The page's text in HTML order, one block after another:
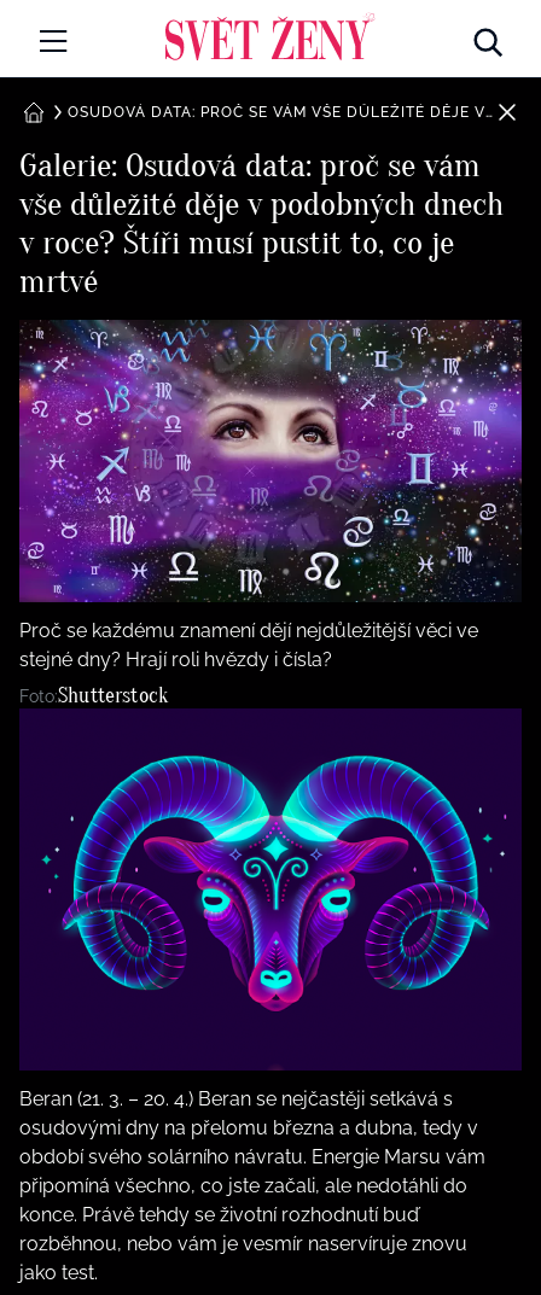
MÓDA A KRÁSA
CELEBRITY
Všechny kategorie
Rozhovory
RETROHUBKY
PSYCHOLOGIE
Všechny kategorie
Seberozvoj
ZDRAVÍ
Všechny kategorie
Životní styl
ZÁBAVA
Všechny kategorie
Testy a kvízy
BYDLENÍ
Všechny kategorie
Tvoření
Rady a tipy
BurdaMedia
Extra
ROČNÍ PŘEDPLATNÉ SVĚT ŽENY +
SADA PRODUKTŮ MANA (10 ks)
DOMŮ OSUDOVÁ DATA: PROČ SE VÁM VŠE DŮLEŽITÉ DĚJE V PODOBNÝCH DNECH V ROCE? ŠTÍŘI MUSÍ PUSTIT TO, CO JE MRTVÉ
Galerie: Osudová data: proč se vám
vše důležité děje v podobných dnech
v roce? Štíři musí pustit to, co je
mrtvé
Proč se každému znamení dějí nejdůležitější věci ve
stejné dny? Hrají roli hvězdy i čísla?
Foto:Shutterstock
Beran (21. 3. – 20. 4.) Beran se nejčastěji setkává s
osudovými dny na přelomu března a dubna, tedy v
období svého solárního návratu. Energie Marsu vám
připomíná všechno, co jste začali, ale nedotáhli do
konce. Právě tehdy se životní rozhodnutí buď
rozběhnou, nebo vám je vesmír naservíruje znovu
jako test.